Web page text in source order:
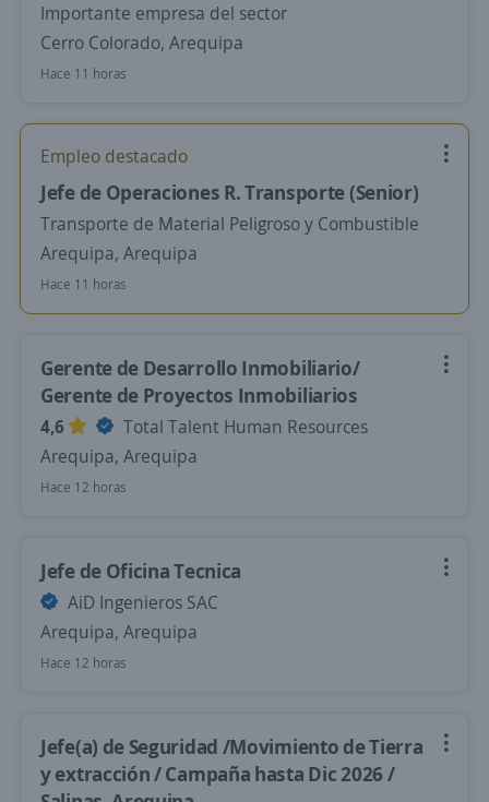
Importante empresa del sector
Cerro Colorado, Arequipa
Hace 11 horas
Empleo destacado
Jefe de Operaciones R. Transporte (Senior)
Transporte de Material Peligroso y Combustible
Arequipa, Arequipa
Hace 11 horas
Gerente de Desarrollo Inmobiliario/
Gerente de Proyectos Inmobiliarios
4,6
Total Talent Human Resources
Arequipa, Arequipa
Hace 12 horas
Jefe de Oficina Tecnica
AiD Ingenieros SAC
Arequipa, Arequipa
Hace 12 horas
Jefe(a) de Seguridad /Movimiento de Tierra
y extracción / Campaña hasta Dic 2026 /